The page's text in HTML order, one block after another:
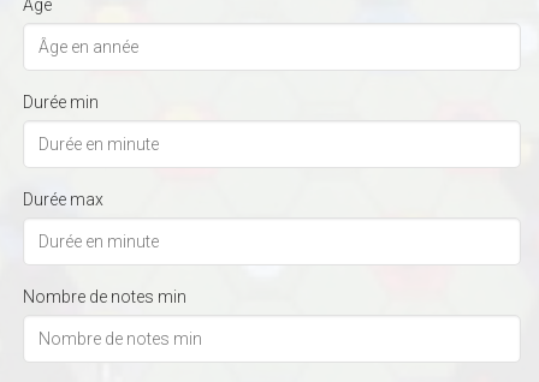
Âge
Durée min
Durée max
Nombre de notes min